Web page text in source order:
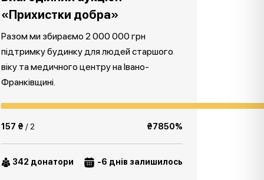
«Прихистки добра»
Разом ми збираємо 2 000 000 грн
підтримку будинку для людей старшого
віку та медичного центру на Івано-
Франківщині.
157 ₴ / 2 ₴7850%
342 донатори -6 днів залишилось